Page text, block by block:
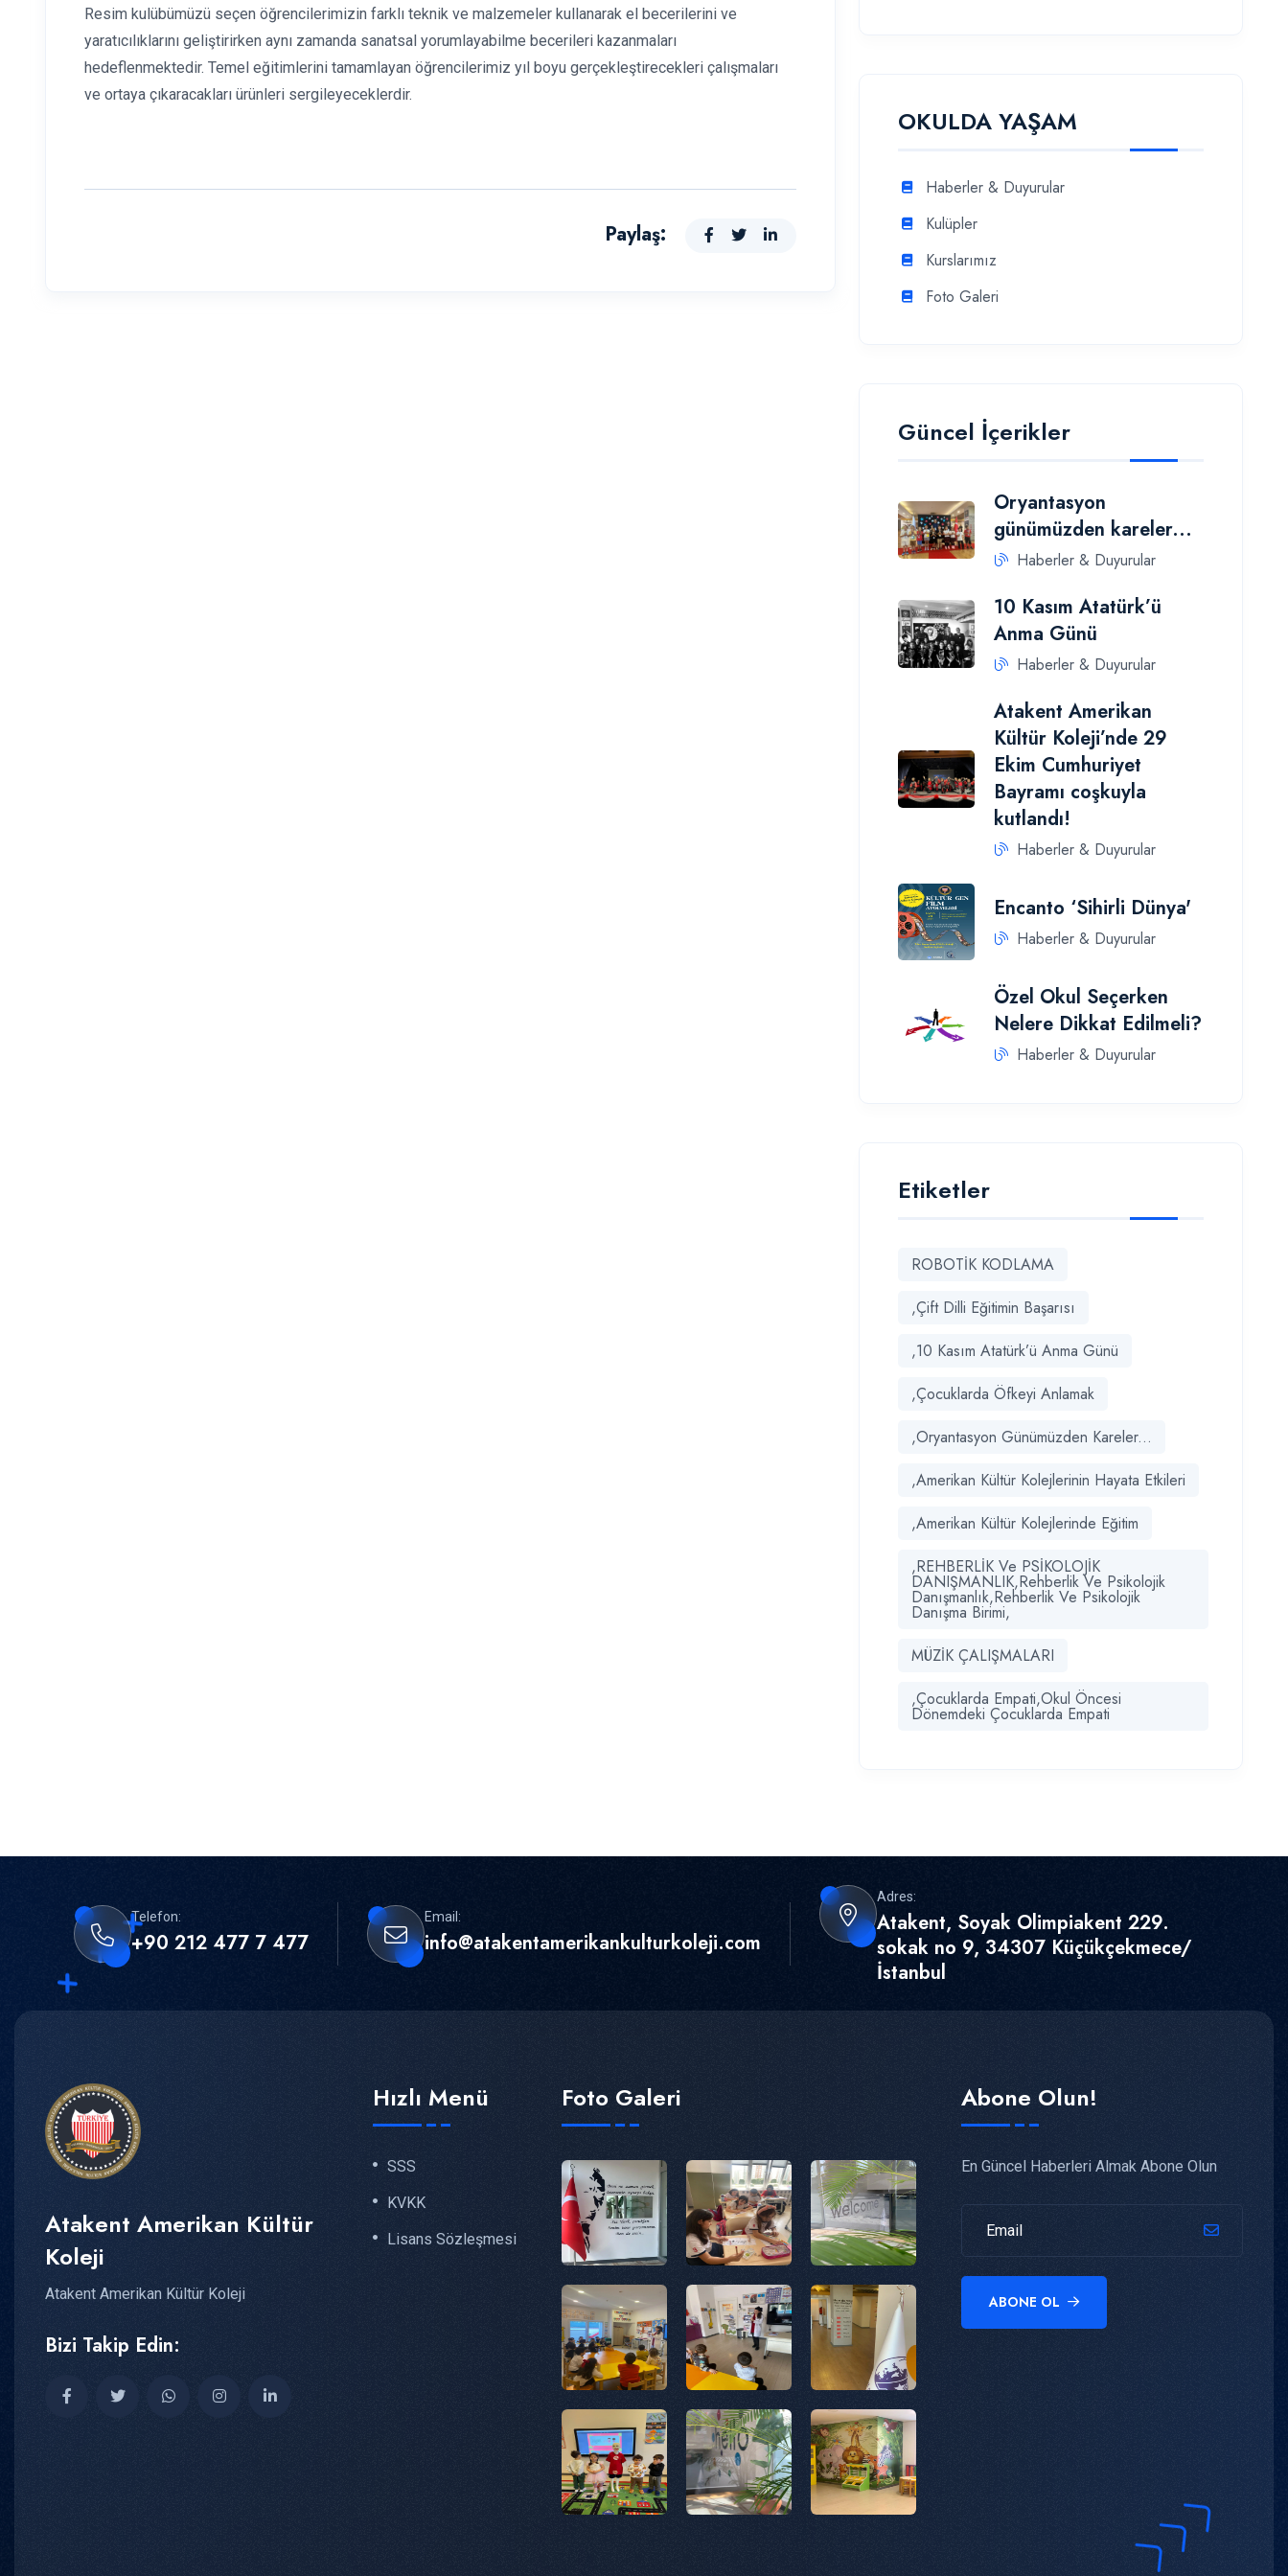
Resim kulübümüzü seçen öğrencilerimizin farklı teknik ve malzemeler kullanarak el becerilerini ve
yaratıcılıklarını geliştirirken aynı zamanda sanatsal yorumlayabilme becerileri kazanmaları
hedeflenmektedir. Temel eğitimlerini tamamlayan öğrencilerimiz yıl boyu gerçekleştirecekleri çalışmaları
ve ortaya çıkaracakları ürünleri sergileyeceklerdir.
Paylaş:
OKULDA YAŞAM
Haberler & Duyurular
Kulüpler
Kurslarımız
Foto Galeri
Güncel İçerikler
Oryantasyon
günümüzden kareler...
Haberler & Duyurular
10 Kasım Atatürk’ü
Anma Günü
Haberler & Duyurular
Atakent Amerikan
Kültür Koleji’nde 29
Ekim Cumhuriyet
Bayramı coşkuyla
kutlandı!
Haberler & Duyurular
Encanto ‘Sihirli Dünya'
Haberler & Duyurular
Özel Okul Seçerken
Nelere Dikkat Edilmeli?
Haberler & Duyurular
Etiketler
ROBOTİK KODLAMA
,Çift Dilli Eğitimin Başarısı
,10 Kasım Atatürk’ü Anma Günü
,Çocuklarda Öfkeyi Anlamak
,Oryantasyon Günümüzden Kareler...
,Amerikan Kültür Kolejlerinin Hayata Etkileri
,Amerikan Kültür Kolejlerinde Eğitim
,REHBERLİK Ve PSİKOLOJİK
DANIŞMANLIK,Rehberlik Ve Psikolojik
Danışmanlık,Rehberlik Ve Psikolojik
Danışma Birimi,
MÜZİK ÇALIŞMALARI
,Çocuklarda Empati,Okul Öncesi
Dönemdeki Çocuklarda Empati
Telefon:
+90 212 477 7 477
Email:
info@atakentamerikankulturkoleji.com
Adres:
Atakent, Soyak Olimpiakent 229.
sokak no 9, 34307 Küçükçekmece/
İstanbul
Atakent Amerikan Kültür
Koleji
Atakent Amerikan Kültür Koleji
Bizi Takip Edin:
Hızlı Menü
SSS
KVKK
Lisans Sözleşmesi
Foto Galeri Abone Olun!
En Güncel Haberleri Almak Abone Olun
ABONE OL